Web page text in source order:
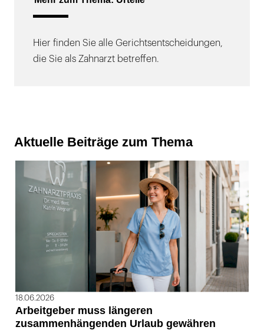
Hier finden Sie alle Gerichtsentscheidungen,
die Sie als Zahnarzt betreffen.
Aktuelle Beiträge zum Thema
18.06.2026
Arbeitgeber muss längeren
zusammenhängenden Urlaub gewähren